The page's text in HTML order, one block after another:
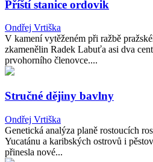
Příští stanice ordovik
Ondřej Vrtiška
V kamení vytěženém při ražbě
zkamenělin Radek Labuťa asi dva
prvohorního členovce....
Stručné dějiny bavlny
Ondřej Vrtiška
Genetická analýza planě rostoucích
Yucatánu a karibských ostrovů i
přinesla nové...